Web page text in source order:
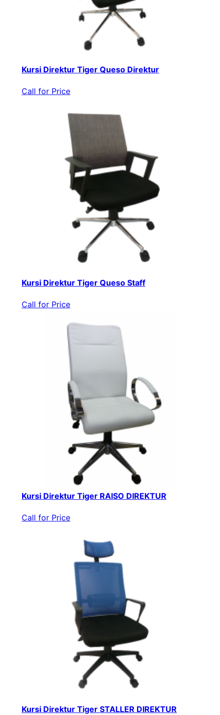
Kursi Direktur Tiger Queso Direktur
Call for Price
Kursi Direktur Tiger Queso Staff
Call for Price
Kursi Direktur Tiger RAISO DIREKTUR
Call for Price
Kursi Direktur Tiger STALLER DIREKTUR